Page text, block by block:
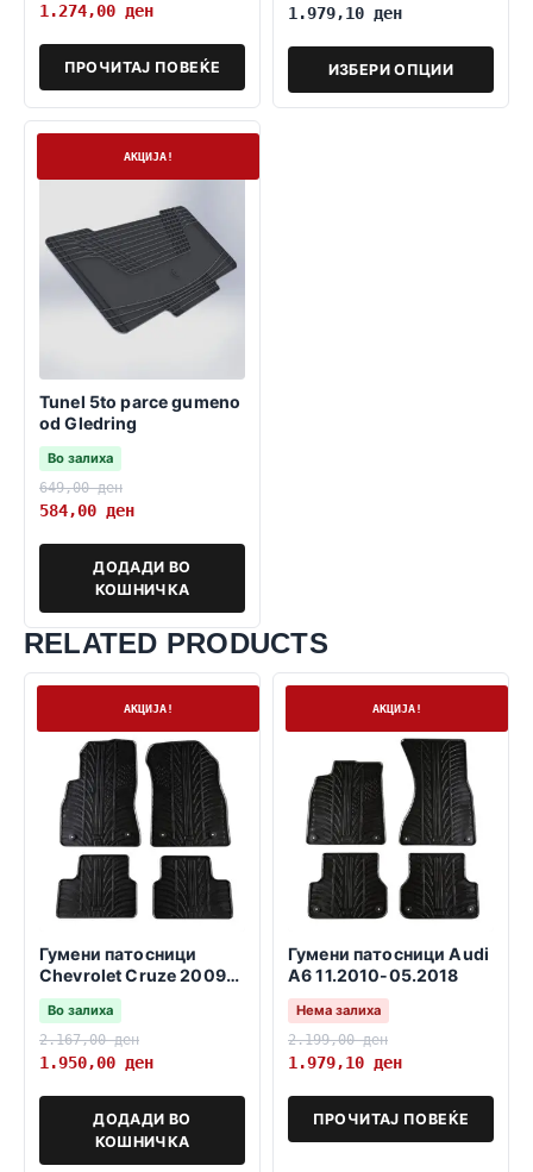
1.274,00 ден
ПРОЧИТАЈ ПОВЕЌЕ
1.979,10 ден
ИЗБЕРИ ОПЦИИ
АКЦИЈА!
Tunel 5to parce gumeno
od Gledring
Во залиха
649,00ден
584,00 ден
ДОДАДИ ВО
КОШНИЧКА
RELATED PRODUCTS
АКЦИЈА!
Гумени патосници
Chevrolet Cruze 2009-
2016
Во залиха
2.167,00ден
1.950,00 ден
ДОДАДИ ВО
КОШНИЧКА
Нема залихаАКЦИЈА!
Гумени патосници Audi
A6 11.2010-05.2018
Нема залиха
2.199,00ден
1.979,10 ден
ПРОЧИТАЈ ПОВЕЌЕ